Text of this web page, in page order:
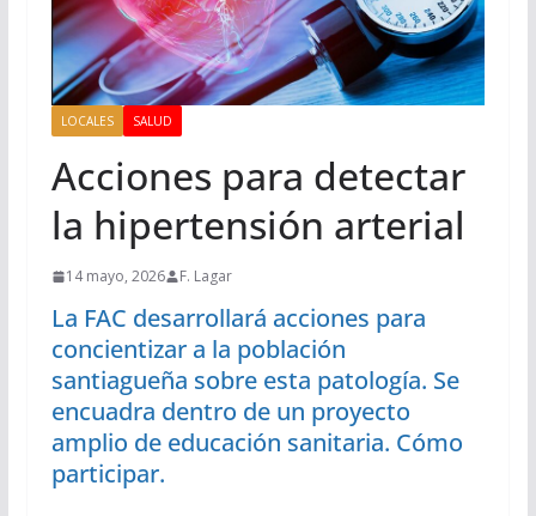
LOCALES SALUD
Acciones para detectar
la hipertensión arterial
14 mayo, 2026 F. Lagar
La FAC desarrollará acciones para
concientizar a la población
santiagueña sobre esta patología. Se
encuadra dentro de un proyecto
amplio de educación sanitaria. Cómo
participar.